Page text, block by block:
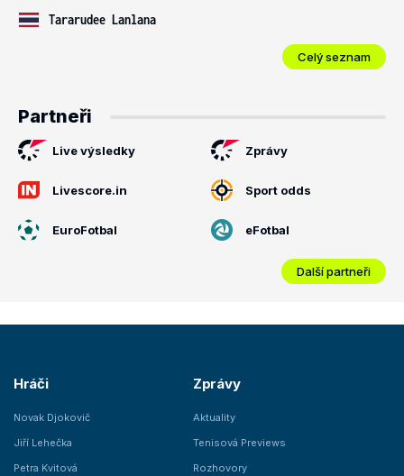
Tararudee Lanlana
Celý seznam
Partneři
Live výsledky Zprávy
Livescore.in Sport odds
EuroFotbal eFotbal
Další partneři
Hráči
Novak Djokovič
Jiří Lehečka
Petra Kvitová
Zprávy
Aktuality
Tenisová Previews
Rozhovory